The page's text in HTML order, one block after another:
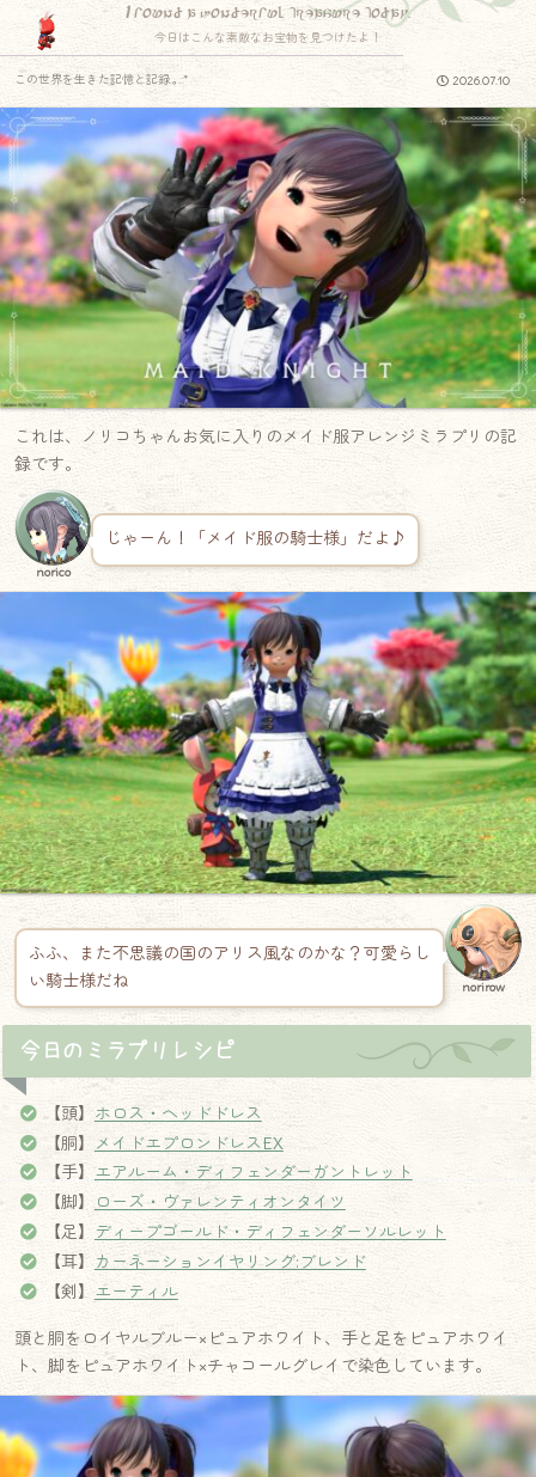
I found a wonderful treasure today.
今日はこんな素敵なお宝物を見つけたよ！
2026.07.10
この世界を生きた記憶と記録.｡.:*
これは、ノリコちゃんお気に入りのメイド服アレンジミラプリの記
録です。
norico
じゃーん！「メイド服の騎士様」だよ♪
ふふ、また不思議の国のアリス風なのかな？可愛らし
い騎士様だね
norirow
今日のミラプリレシピ
【頭】 ホロス・ヘッドドレス
【胴】
メイドエプロンドレスEX
【手】エアルーム・ディフェンダーガントレット
【脚】 ローズ・ヴァレンティオンタイツ
【足】
ディープゴールド・ディフェンダーソルレット
【耳】 カーネーションイヤリング:ブレンド
【剣】 エーティル
頭と胴をロイヤルブルー×ピュアホワイト、手と足をピュアホワイ
ト、脚をピュアホワイト×チャコールグレイで染色しています。